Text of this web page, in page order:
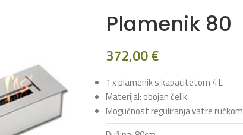
Plamenik 80
372,00€
1 x plamenik s kapacitetom 4 L
Materijal: obojan čelik
Mogućnost reguliranja vatre ručkom